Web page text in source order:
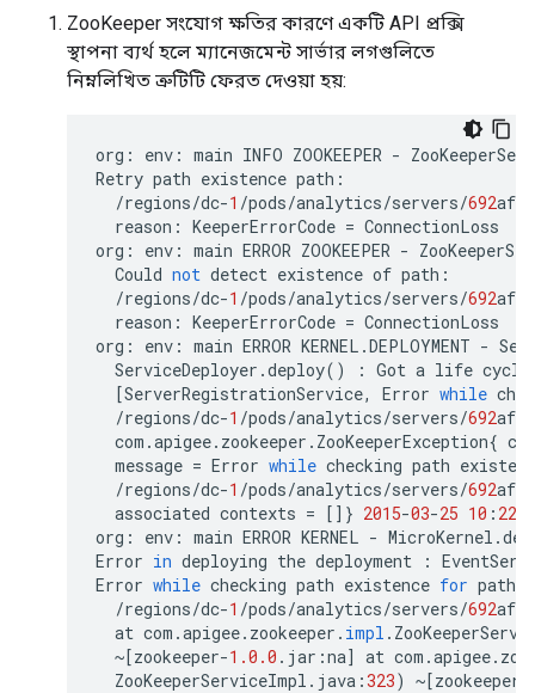
ZooKeeper সংযোগ ক্ষতির কারণে একটি API প্রক্সি
স্থাপনা ব্যর্থ হলে ম্যানেজমেন্ট সার্ভার লগগুলিতে
নিম্নলিখিত ত্রুটিটি ফেরত দেওয়া হয়:
org : env : main INFO ZOOKEEPER -
Retry path existence path :
/regions/dc-1 /pods/analytics/servers/692
reason : KeeperErrorCode = ConnectionLoss
org : env : main ERROR ZOOKEEPER -
Could not detect existence of path :
/regions/dc-1 /pods/analytics/servers/692
reason : KeeperErrorCode = ConnectionLoss
org : env : main ERROR KERNEL .DEPLOYMENT -
ServiceDeployer .deploy() : Got a life cycle
[ServerRegistrationService, Error while
/regions/dc-1 /pods/analytics/servers/692
com .apigee. zookeeper . ZooKeeperException{
message = Error while checking path
/regions/dc-1 /pods/analytics/servers/692
associated contexts = []} 2015-03-25 10 : 22
org : env : main ERROR KERNEL - MicroKernel .
Error in deploying the deployment :
Error while checking path existence for path
/regions/dc-1 /pods/analytics/servers/692
at com .apigee. zookeeper . impl .
~[zookeeper-1.0.0 . jar :na] at com .apigee.
ZooKeeperServiceImpl . java :323) ~[zookeeper